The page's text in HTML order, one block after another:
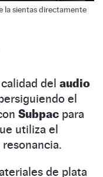
la sientas directamente
del audio
el
Subpac para
utiliza el
de plata